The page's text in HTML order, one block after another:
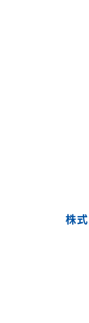
株